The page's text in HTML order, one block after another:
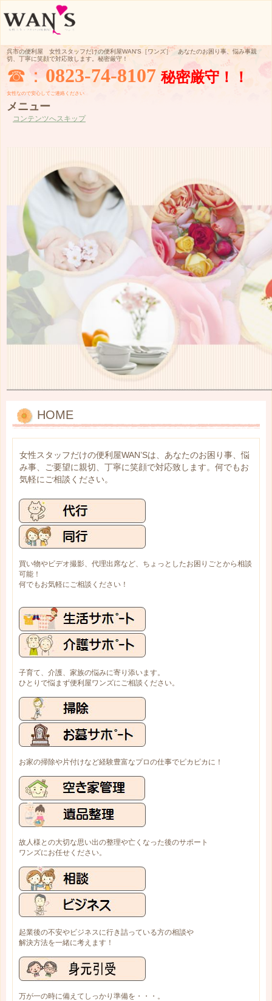
呉市の便利屋 女性スタッフだけの便利屋WAN'S［ワンズ］ あなたのお困り事、悩み事親
切、丁寧に笑顔で対応致します。秘密厳守！
☎： 0823-74-8107 秘密厳守！！
女性なので安心してご連絡ください
メニュー
コンテンツへスキップ
HOME
女性スタッフだけの便利屋WAN’Sは、あなたのお困り事、悩
み事、ご要望に親切、丁寧に笑顔で対応致します。何でもお
気軽にご相談ください。
買い物やビデオ撮影、代理出席など、ちょっとしたお困りごとから相談
可能！
何でもお気軽にご相談ください！
子育て、介護、家族の悩みに寄り添います。
ひとりで悩まず便利屋ワンズにご相談ください。
お家の掃除や片付けなど経験豊富なプロの仕事でピカピカに！
故人様との大切な思い出の整理や亡くなった後のサポート
ワンズにお任せください。
起業後の不安やビジネスに行き詰っている方の相談や
解決方法を一緒に考えます！
万が一の時に備えてしっかり準備を・・・。